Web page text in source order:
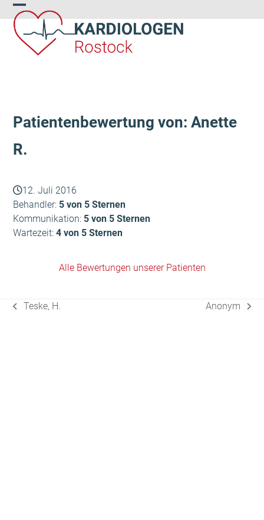
Skip
to
content
Open
mobile
menu
Close
mobile
menu
Patientenbewertung von: Anette
R.
12. Juli 2016
Behandler: 5 von 5 Sternen
Kommunikation: 5 von 5 Sternen
Wartezeit:4 von 5 Sternen
Alle Bewertungen unserer Patienten
vorheriger
Teske, H.
Nächster
Anonym